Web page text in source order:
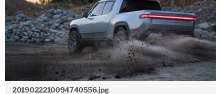
2019022210094740556.jpg